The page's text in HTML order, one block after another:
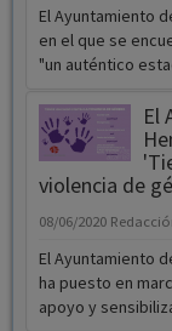
El Ayuntamiento
en el que se
"un auténtico
El
violencia de
08/06/2020
El Ayuntamiento
ha puesto en
apoyo y